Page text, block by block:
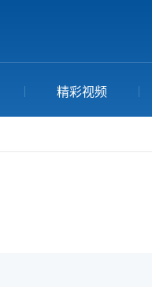
精彩视频